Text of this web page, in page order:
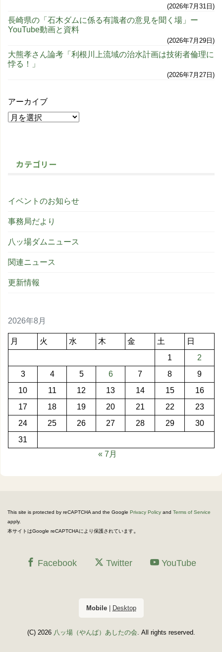
2026年7月31日
長崎県の「石木ダムに係る有識者の意見を聞く場」ー
YouTube動画と資料
2026年7月29日
大熊孝さん論考「利根川上流域の治水計画は技術者倫理に
悖る！」
2026年7月27日
アーカイブ
カテゴリー
イベントのお知らせ
事務局だより
八ッ場ダムニュース
関連ニュース
更新情報
2026年8月
月 火 水 木 金 土
日
1
2
3
4 5 6 7 8
9
10
11 12 13 14 15
16
17
18 19 20 21 22
23
24
25 26 27 28 29
30
31
« 7月
This site is protected by reCAPTCHA and the Google Privacy Policy and Terms of Service
apply.
本サイトはGoogle reCAPTCHAにより保護されています。
Facebook Twitter YouTube
Mobile| Desktop
(C) 2026 八ッ場（やんば）あしたの会. All rights reserved.